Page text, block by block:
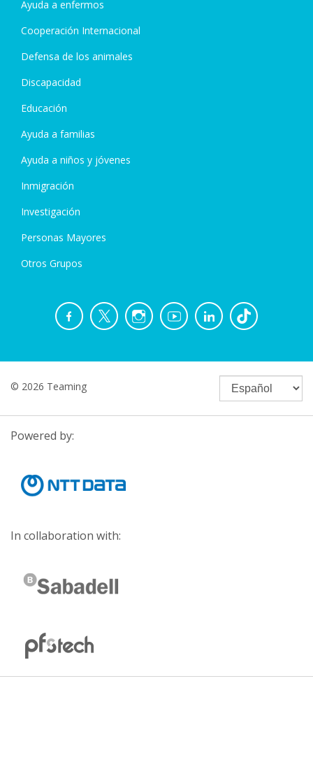
Ayuda a enfermos
Cooperación Internacional
Defensa de los animales
Discapacidad
Educación
Ayuda a familias
Ayuda a niños y jóvenes
Inmigración
Investigación
Personas Mayores
Otros Grupos
© 2026 Teaming
Powered by:
In collaboration with: